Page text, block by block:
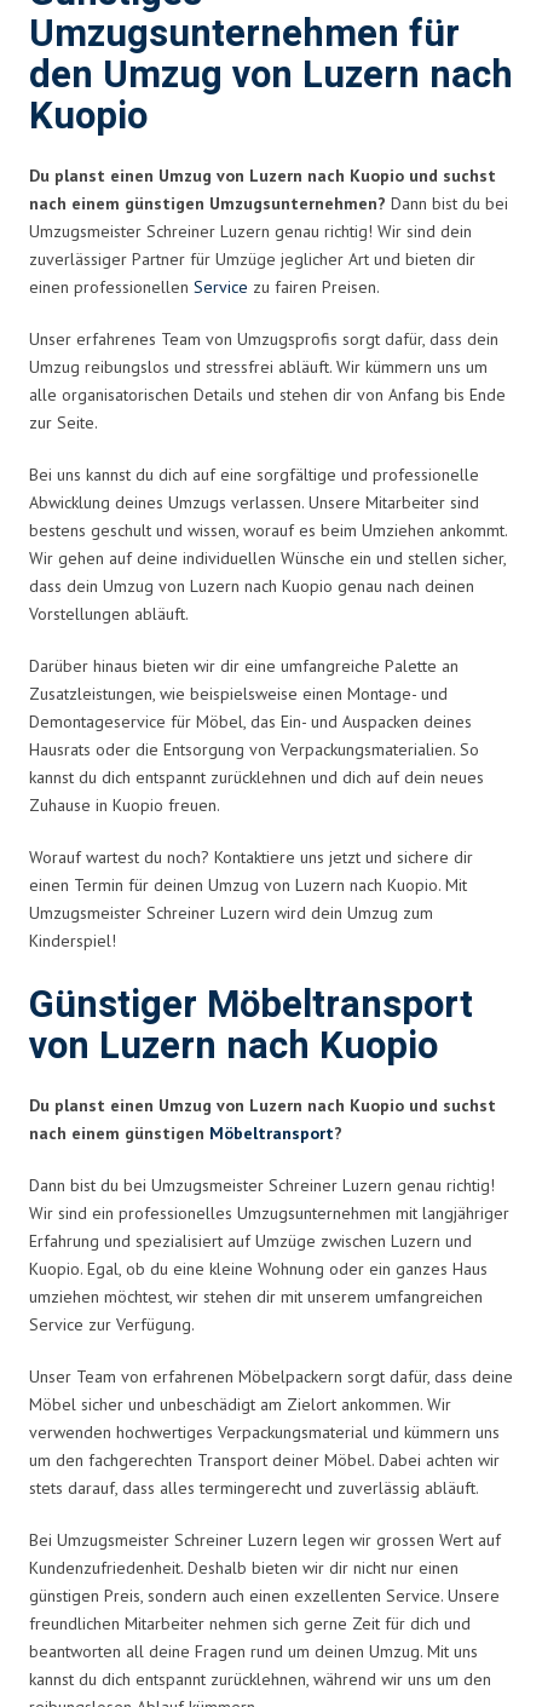
Umzugsunternehmen für
den Umzug von Luzern nach
Kuopio
Du planst einen Umzug von Luzern nach Kuopio und suchst
nach einem günstigen Umzugsunternehmen? Dann bist du bei
Umzugsmeister Schreiner Luzern genau richtig! Wir sind dein
zuverlässiger Partner für Umzüge jeglicher Art und bieten dir
einen professionellen Service zu fairen Preisen.
Unser erfahrenes Team von Umzugsprofis sorgt dafür, dass dein
Umzug reibungslos und stressfrei abläuft. Wir kümmern uns um
alle organisatorischen Details und stehen dir von Anfang bis Ende
zur Seite.
Bei uns kannst du dich auf eine sorgfältige und professionelle
Abwicklung deines Umzugs verlassen. Unsere Mitarbeiter sind
bestens geschult und wissen, worauf es beim Umziehen ankommt.
Wir gehen auf deine individuellen Wünsche ein und stellen sicher,
dass dein Umzug von Luzern nach Kuopio genau nach deinen
Vorstellungen abläuft.
Darüber hinaus bieten wir dir eine umfangreiche Palette an
Zusatzleistungen, wie beispielsweise einen Montage- und
Demontageservice für Möbel, das Ein- und Auspacken deines
Hausrats oder die Entsorgung von Verpackungsmaterialien. So
kannst du dich entspannt zurücklehnen und dich auf dein neues
Zuhause in Kuopio freuen.
Worauf wartest du noch? Kontaktiere uns jetzt und sichere dir
einen Termin für deinen Umzug von Luzern nach Kuopio. Mit
Umzugsmeister Schreiner Luzern wird dein Umzug zum
Kinderspiel!
Günstiger Möbeltransport
von Luzern nach Kuopio
Du planst einen Umzug von Luzern nach Kuopio und suchst
nach einem günstigen Möbeltransport?
Dann bist du bei Umzugsmeister Schreiner Luzern genau richtig!
Wir sind ein professionelles Umzugsunternehmen mit langjähriger
Erfahrung und spezialisiert auf Umzüge zwischen Luzern und
Kuopio. Egal, ob du eine kleine Wohnung oder ein ganzes Haus
umziehen möchtest, wir stehen dir mit unserem umfangreichen
Service zur Verfügung.
Unser Team von erfahrenen Möbelpackern sorgt dafür, dass deine
Möbel sicher und unbeschädigt am Zielort ankommen. Wir
verwenden hochwertiges Verpackungsmaterial und kümmern uns
um den fachgerechten Transport deiner Möbel. Dabei achten wir
stets darauf, dass alles termingerecht und zuverlässig abläuft.
Bei Umzugsmeister Schreiner Luzern legen wir grossen Wert auf
Kundenzufriedenheit. Deshalb bieten wir dir nicht nur einen
günstigen Preis, sondern auch einen exzellenten Service. Unsere
freundlichen Mitarbeiter nehmen sich gerne Zeit für dich und
beantworten all deine Fragen rund um deinen Umzug. Mit uns
kannst du dich entspannt zurücklehnen, während wir uns um den